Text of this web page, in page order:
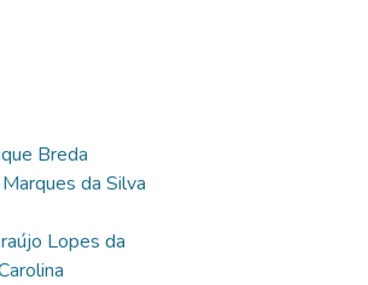
Breda
da Silva
Lopes da